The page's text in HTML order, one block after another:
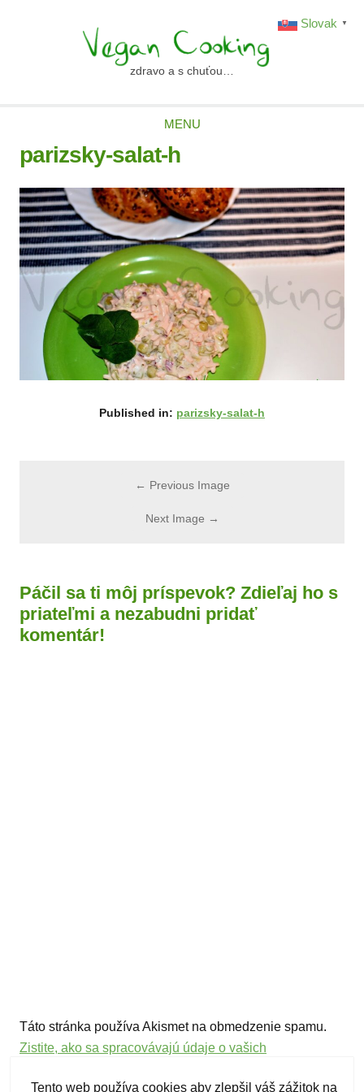
vegancooking.skzdravo a s chuťou…
MENU
parizsky-salat-h
Published in: parizsky-salat-h
← Previous Image
Next Image →
Páčil sa ti môj príspevok? Zdieľaj ho s
priateľmi a nezabudni pridať
komentár!
Táto stránka používa Akismet na obmedzenie spamu.
Zistite, ako sa spracovávajú údaje o vašich
Slovak ▼
Tento web používa cookies aby zlepšil váš zážitok na